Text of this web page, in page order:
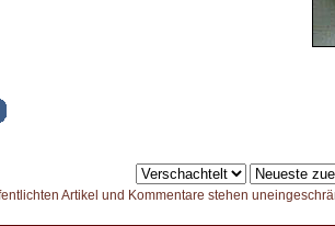
Artikel und Kommentare stehen